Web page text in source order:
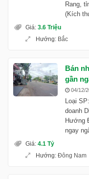
Rang,
(Kích
Giá: 3.6 Triệu
Hướng: Bắc
Bán
gần
04/12/
Loại
doanh
Hướng
ngay
Giá: 4.1 Tỷ
Hướng: Đông Nam